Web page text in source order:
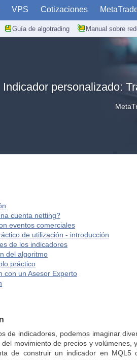
VPS Cotizaciones
Guía de algotrading Manual sobre
Indicador personalizado:
cuenta netting?
eventos comerciales
de utilización - introducción
de los indicadores
del algoritmo
práctico
con un Asesor Experto
de indicadores, podemos imaginar
movimiento de precios y
de construir un indicador en MQL5